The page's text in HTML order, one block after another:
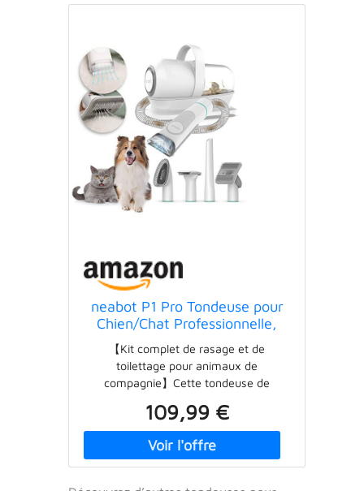
neabot P1 Pro Tondeuse pour
Chien/Chat Professionnelle,
Aspirateur de Poils pour
Animaux, Kit de Toilettage
pour Animaux, 5 Outils de
Toilettage Éprouvés (Noir)
【Kit complet de rasage et de
toilettage pour animaux de
compagnie】Cette tondeuse de
éprouvés : la brosse de toilettage et la
brosse de toilettage favorisent une
peau et un pelage doux, lisses et plus
sains pour votre animal de compagnie.
La tondeuse électrique offre
109,99 €